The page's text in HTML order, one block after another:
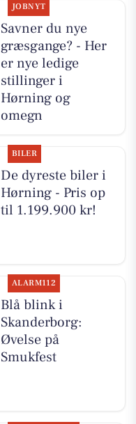
JOBNYT
Savner du nye
græsgange? - Her
er nye ledige
stillinger i
Hørning og
omegn
BILER
De dyreste biler i
Hørning - Pris op
til 1.199.900 kr!
ALARM112
Blå blink i
Skanderborg:
Øvelse på
Smukfest